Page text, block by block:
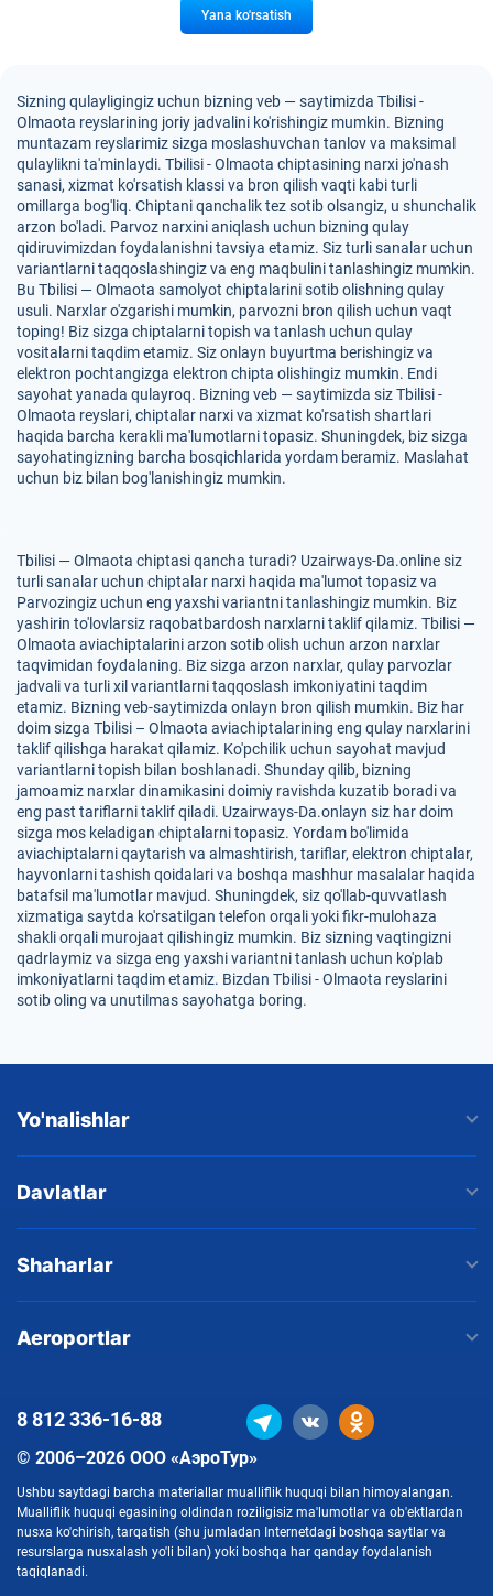
Yana ko'rsatish
Sizning qulayligingiz uchun bizning veb — saytimizda Tbilisi -
Olmaota reyslarining joriy jadvalini ko'rishingiz mumkin. Bizning
muntazam reyslarimiz sizga moslashuvchan tanlov va maksimal
qulaylikni ta'minlaydi. Tbilisi - Olmaota chiptasining narxi jo'nash
sanasi, xizmat ko'rsatish klassi va bron qilish vaqti kabi turli
omillarga bog'liq. Chiptani qanchalik tez sotib olsangiz, u shunchalik
arzon bo'ladi. Parvoz narxini aniqlash uchun bizning qulay
qidiruvimizdan foydalanishni tavsiya etamiz. Siz turli sanalar uchun
variantlarni taqqoslashingiz va eng maqbulini tanlashingiz mumkin.
Bu Tbilisi — Olmaota samolyot chiptalarini sotib olishning qulay
usuli. Narxlar o'zgarishi mumkin, parvozni bron qilish uchun vaqt
toping! Biz sizga chiptalarni topish va tanlash uchun qulay
vositalarni taqdim etamiz. Siz onlayn buyurtma berishingiz va
elektron pochtangizga elektron chipta olishingiz mumkin. Endi
sayohat yanada qulayroq. Bizning veb — saytimizda siz Tbilisi -
Olmaota reyslari, chiptalar narxi va xizmat ko'rsatish shartlari
haqida barcha kerakli ma'lumotlarni topasiz. Shuningdek, biz sizga
sayohatingizning barcha bosqichlarida yordam beramiz. Maslahat
uchun biz bilan bog'lanishingiz mumkin.
Tbilisi — Olmaota chiptasi qancha turadi? Uzairways-Da.online siz
turli sanalar uchun chiptalar narxi haqida ma'lumot topasiz va
Parvozingiz uchun eng yaxshi variantni tanlashingiz mumkin. Biz
yashirin to'lovlarsiz raqobatbardosh narxlarni taklif qilamiz. Tbilisi —
Olmaota aviachiptalarini arzon sotib olish uchun arzon narxlar
taqvimidan foydalaning. Biz sizga arzon narxlar, qulay parvozlar
jadvali va turli xil variantlarni taqqoslash imkoniyatini taqdim
etamiz. Bizning veb-saytimizda onlayn bron qilish mumkin. Biz har
doim sizga Tbilisi – Olmaota aviachiptalarining eng qulay narxlarini
taklif qilishga harakat qilamiz. Ko'pchilik uchun sayohat mavjud
variantlarni topish bilan boshlanadi. Shunday qilib, bizning
jamoamiz narxlar dinamikasini doimiy ravishda kuzatib boradi va
eng past tariflarni taklif qiladi. Uzairways-Da.onlayn siz har doim
sizga mos keladigan chiptalarni topasiz. Yordam bo'limida
aviachiptalarni qaytarish va almashtirish, tariflar, elektron chiptalar,
hayvonlarni tashish qoidalari va boshqa mashhur masalalar haqida
batafsil ma'lumotlar mavjud. Shuningdek, siz qo'llab-quvvatlash
xizmatiga saytda ko'rsatilgan telefon orqali yoki fikr-mulohaza
shakli orqali murojaat qilishingiz mumkin. Biz sizning vaqtingizni
qadrlaymiz va sizga eng yaxshi variantni tanlash uchun ko'plab
imkoniyatlarni taqdim etamiz. Bizdan Tbilisi - Olmaota reyslarini
sotib oling va unutilmas sayohatga boring.
Yo'nalishlar
Davlatlar
Shaharlar
Aeroportlar
© 2006–2026 ООО «АэроТур»
Ushbu saytdagi barcha materiallar mualliflik huquqi bilan himoyalangan.
Mualliflik huquqi egasining oldindan roziligisiz ma'lumotlar va ob'ektlardan
nusxa ko'chirish, tarqatish (shu jumladan Internetdagi boshqa saytlar va
resurslarga nusxalash yo'li bilan) yoki boshqa har qanday foydalanish
taqiqlanadi.
8 812336-16-88